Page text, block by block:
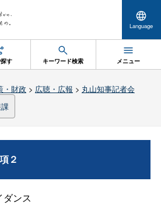
Language
す キーワード検索 メニュー
・財政 > 広聴・広報 > 丸山知事記者会
２
ダンス